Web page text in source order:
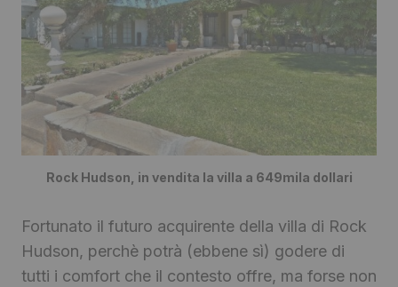
Rock Hudson, in vendita la villa a 649mila dollari
Fortunato il futuro acquirente della villa di Rock
Hudson, perchè potrà (ebbene sì) godere di
tutti i comfort che il contesto offre, ma forse non